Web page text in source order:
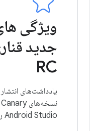
ویژگی
جدید
RC
یادداشت‌های انتشار
Android Studio را بخوانید.